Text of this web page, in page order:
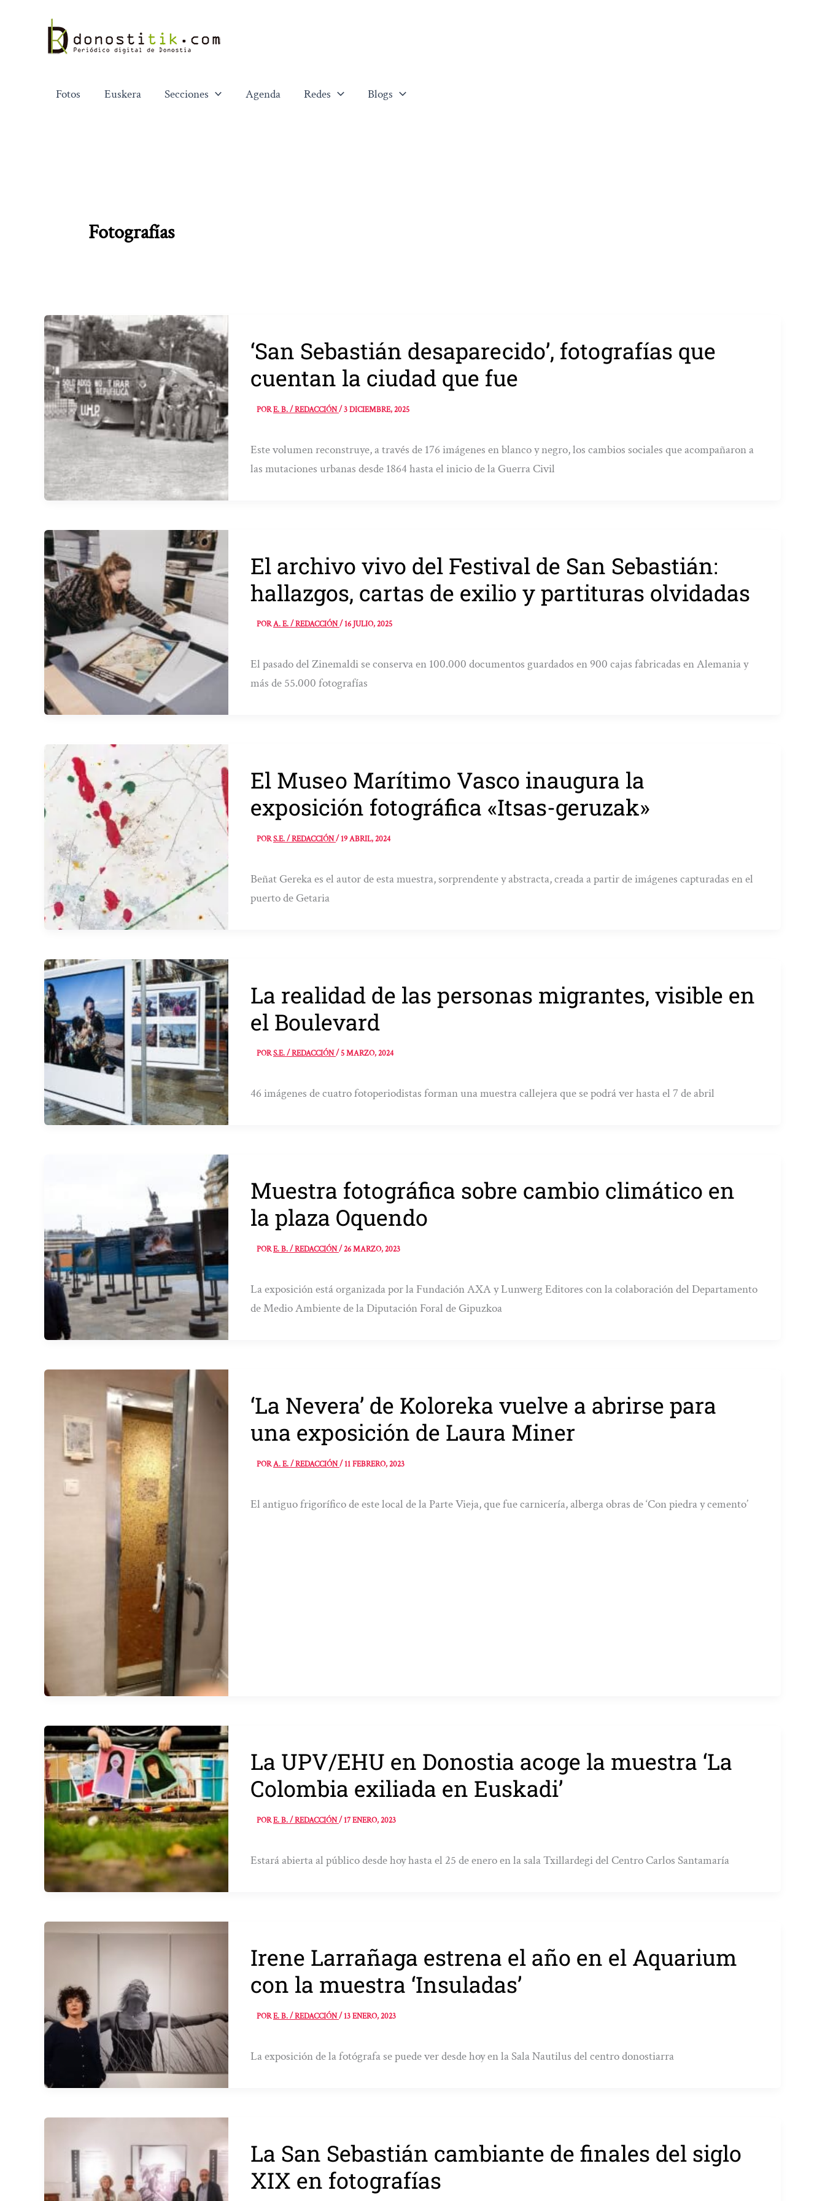
contenido
Fotos Euskera Secciones Agenda Redes Blogs
Fotografías
‘San Sebastián desaparecido’, fotografías que
cuentan la ciudad que fue
PORE. B. / REDACCIÓN/3 DICIEMBRE, 2025
Este volumen reconstruye, a través de 176 imágenes en blanco y negro, los cambios sociales que acompañaron a
las mutaciones urbanas desde 1864 hasta el inicio de la Guerra Civil
El archivo vivo del Festival de San Sebastián:
hallazgos, cartas de exilio y partituras olvidadas
PORA. E. / REDACCIÓN/16 JULIO, 2025
El pasado del Zinemaldi se conserva en 100.000 documentos guardados en 900 cajas fabricadas en Alemania y
más de 55.000 fotografías
El Museo Marítimo Vasco inaugura la
exposición fotográfica «Itsas-geruzak»
PORS.E. / REDACCIÓN/19 ABRIL, 2024
Beñat Gereka es el autor de esta muestra, sorprendente y abstracta, creada a partir de imágenes capturadas en el
puerto de Getaria
La realidad de las personas migrantes, visible en
el Boulevard
PORS.E. / REDACCIÓN/5 MARZO, 2024
46 imágenes de cuatro fotoperiodistas forman una muestra callejera que se podrá ver hasta el 7 de abril
Muestra fotográfica sobre cambio climático en
la plaza Oquendo
PORE. B. / REDACCIÓN/26 MARZO, 2023
La exposición está organizada por la Fundación AXA y Lunwerg Editores con la colaboración del Departamento
de Medio Ambiente de la Diputación Foral de Gipuzkoa
‘La Nevera’ de Koloreka vuelve a abrirse para
una exposición de Laura Miner
PORA. E. / REDACCIÓN/11 FEBRERO, 2023
El antiguo frigorífico de este local de la Parte Vieja, que fue carnicería, alberga obras de ‘Con piedra y cemento’
La UPV/EHU en Donostia acoge la muestra ‘La
Colombia exiliada en Euskadi’
PORE. B. / REDACCIÓN/17 ENERO, 2023
Estará abierta al público desde hoy hasta el 25 de enero en la sala Txillardegi del Centro Carlos Santamaría
Irene Larrañaga estrena el año en el Aquarium
con la muestra ‘Insuladas’
PORE. B. / REDACCIÓN/13 ENERO, 2023
La exposición de la fotógrafa se puede ver desde hoy en la Sala Nautilus del centro donostiarra
La San Sebastián cambiante de finales del siglo
XIX en fotografías